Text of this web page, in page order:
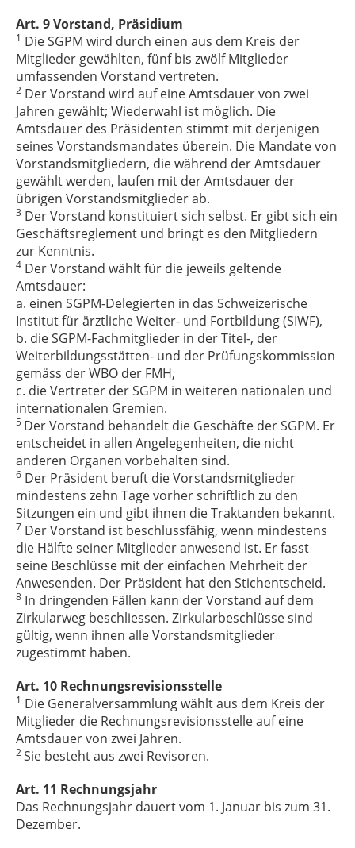
Art. 9 Vorstand, Präsidium
1 Die SGPM wird durch einen aus dem Kreis der
Mitglieder gewählten, fünf bis zwölf Mitglieder
umfassenden Vorstand vertreten.
2 Der Vorstand wird auf eine Amtsdauer von zwei
Jahren gewählt; Wiederwahl ist möglich. Die
Amtsdauer des Präsidenten stimmt mit derjenigen
seines Vorstandsmandates überein. Die Mandate von
Vorstandsmitgliedern, die während der Amtsdauer
gewählt werden, laufen mit der Amtsdauer der
übrigen Vorstandsmitglieder ab.
3 Der Vorstand konstituiert sich selbst. Er gibt sich ein
Geschäftsreglement und bringt es den Mitgliedern
zur Kenntnis.
4 Der Vorstand wählt für die jeweils geltende
Amtsdauer:
a. einen SGPM-Delegierten in das Schweizerische
Institut für ärztliche Weiter- und Fortbildung (SIWF),
b. die SGPM-Fachmitglieder in der Titel-, der
Weiterbildungsstätten- und der Prüfungskommission
gemäss der WBO der FMH,
c. die Vertreter der SGPM in weiteren nationalen und
internationalen Gremien.
5 Der Vorstand behandelt die Geschäfte der SGPM. Er
entscheidet in allen Angelegenheiten, die nicht
anderen Organen vorbehalten sind.
6 Der Präsident beruft die Vorstandsmitglieder
mindestens zehn Tage vorher schriftlich zu den
Sitzungen ein und gibt ihnen die Traktanden bekannt.
7 Der Vorstand ist beschlussfähig, wenn mindestens
die Hälfte seiner Mitglieder anwesend ist. Er fasst
seine Beschlüsse mit der einfachen Mehrheit der
Anwesenden. Der Präsident hat den Stichentscheid.
8 In dringenden Fällen kann der Vorstand auf dem
Zirkularweg beschliessen. Zirkularbeschlüsse sind
gültig, wenn ihnen alle Vorstandsmitglieder
zugestimmt haben.
Art. 10 Rechnungsrevisionsstelle
1 Die Generalversammlung wählt aus dem Kreis der
Mitglieder die Rechnungsrevisionsstelle auf eine
Amtsdauer von zwei Jahren.
2Sie besteht aus zwei Revisoren.
Art. 11 Rechnungsjahr
Das Rechnungsjahr dauert vom 1. Januar bis zum 31.
Dezember.